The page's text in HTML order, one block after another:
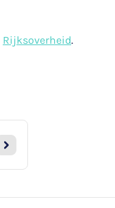
Rijksoverheid.